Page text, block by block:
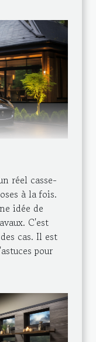
réel casse-
à la fois.
idée de
C'est
cas. Il est
pour